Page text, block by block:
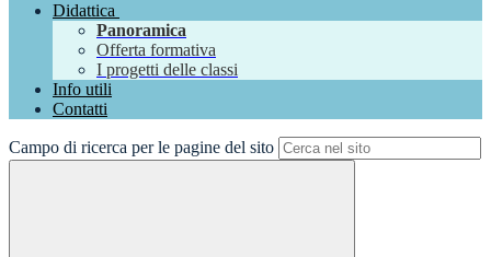
Didattica
Panoramica
Offerta formativa
I progetti delle classi
Info utili
Contatti
Campo di ricerca per le pagine del sito